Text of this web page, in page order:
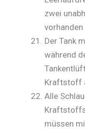
zwei
vorhanden
Der Tank
während
Kraftstoff
Alle
müssen